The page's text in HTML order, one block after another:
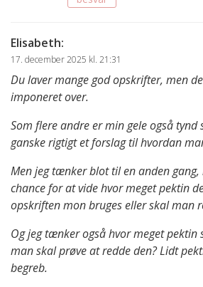
Elisabeth:
17. december 2025 kl. 21:31
Du laver mange god opskrifter, men
imponeret over.
Som flere andre er min gele også tynd
ganske rigtigt et forslag til hvordan
Men jeg tænker blot til en anden
chance for at vide hvor meget pektin
opskriften mon bruges eller skal man
Og jeg tænker også hvor meget
man skal prøve at redde den? Lidt
begreb.